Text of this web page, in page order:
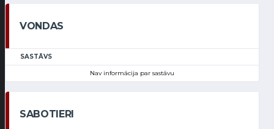
VONDAS
SASTĀVS
Nav informācija par sastāvu
SABOTIERI